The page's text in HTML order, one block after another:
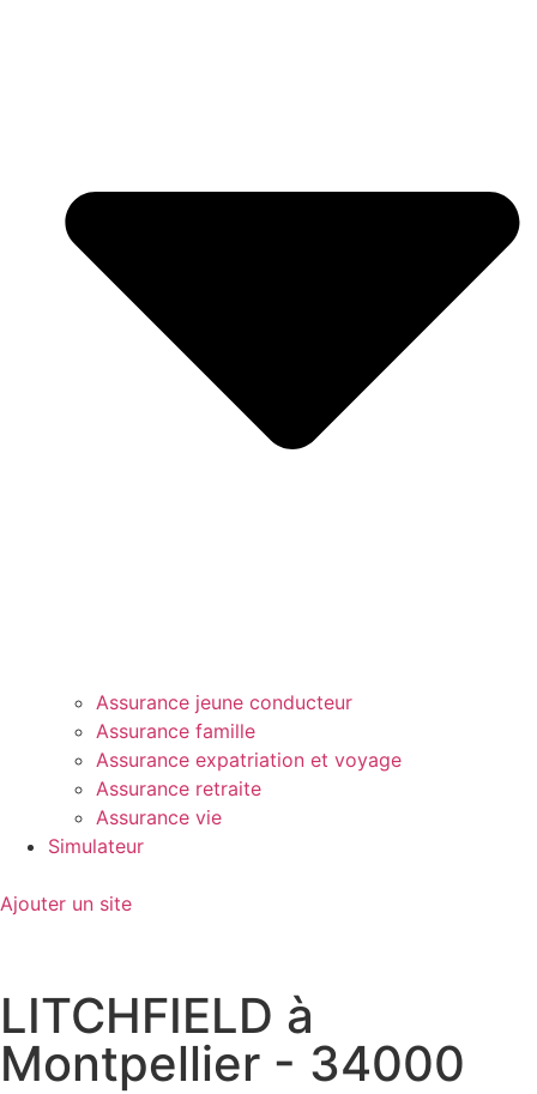
Assurance jeune conducteur
Assurance famille
Assurance expatriation et voyage
Assurance retraite
Assurance vie
Simulateur
Ajouter un site
LITCHFIELD à
Montpellier - 34000